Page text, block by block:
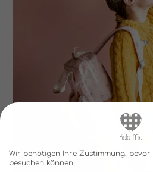
Wir benötigen Ihre Zustimmung, bevor
besuchen können.